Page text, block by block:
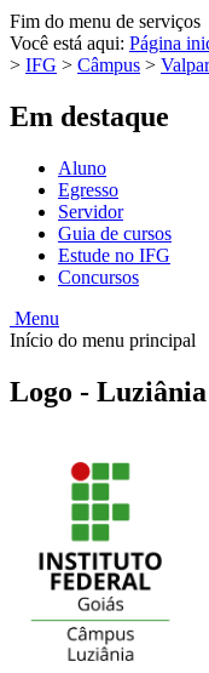
Fim do menu de serviços
Você está aqui: Página
> IFG > Câmpus >
Em destaque
Aluno
Egresso
Servidor
Guia de cursos
Estude no IFG
Concursos
Menu
Início do menu principal
Logo - Luziânia